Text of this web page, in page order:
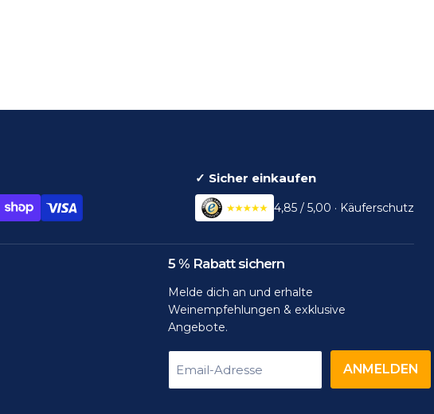
✓ Sicher einkaufen
4,85 / 5,00 · Käuferschutz
5 % Rabatt sichern
Melde dich an und erhalte
Weinempfehlungen & exklusive
Angebote.
Email-Adresse ANMELDEN